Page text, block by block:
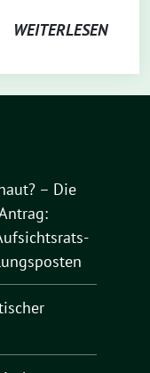
WEITERLESEN
– Die